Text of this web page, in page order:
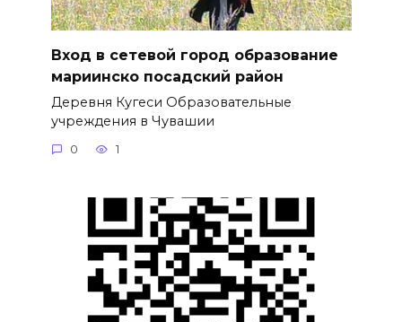
Вход в сетевой город образование
мариинско посадский район
Деревня Кугеси Образовательные
учреждения в Чувашии
0 1